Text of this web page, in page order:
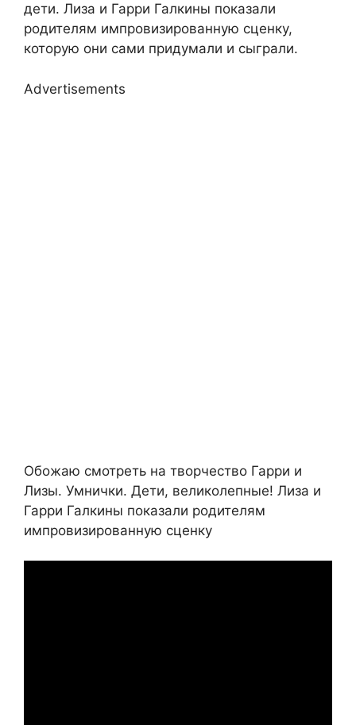
дети. Лиза и Гарри Галкины показали
родителям импровизированную сценку,
которую они сами придумали и сыграли.
Advertisements
Обожаю смотреть на творчество Гарри и
Лизы. Умнички. Дети, великолепные! Лиза и
Гарри Галкины показали родителям
импровизированную сценку